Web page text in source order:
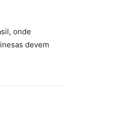
onde
devem